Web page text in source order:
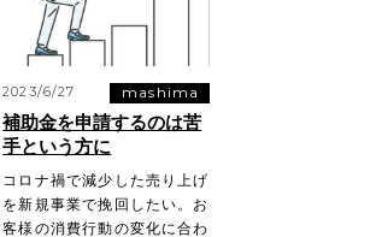
2023/6/27 mashima
補助金を申請するのは苦
手という方に
コロナ禍で減少した売り上げ
を新規事業で挽回したい。お
客様の消費行動の変化に合わ